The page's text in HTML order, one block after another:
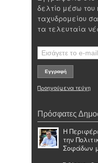
δελτίο μέσω του
ταχυδρομείου
τα τελευταία
Προηγούμενα τεύχη
Πρόσφατες
Η
την
Σοφάδων